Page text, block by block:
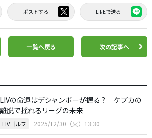
ポストする LINEで送る
一覧へ戻る 次の記事へ
LIVの命運はデシャンボーが握る？ ケプカの
離脱で揺れるリーグの未来
LIVゴルフ 2025/12/30（火）13:30